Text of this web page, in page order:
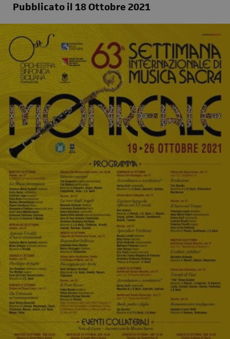
Pubblicato il 18 Ottobre 2021